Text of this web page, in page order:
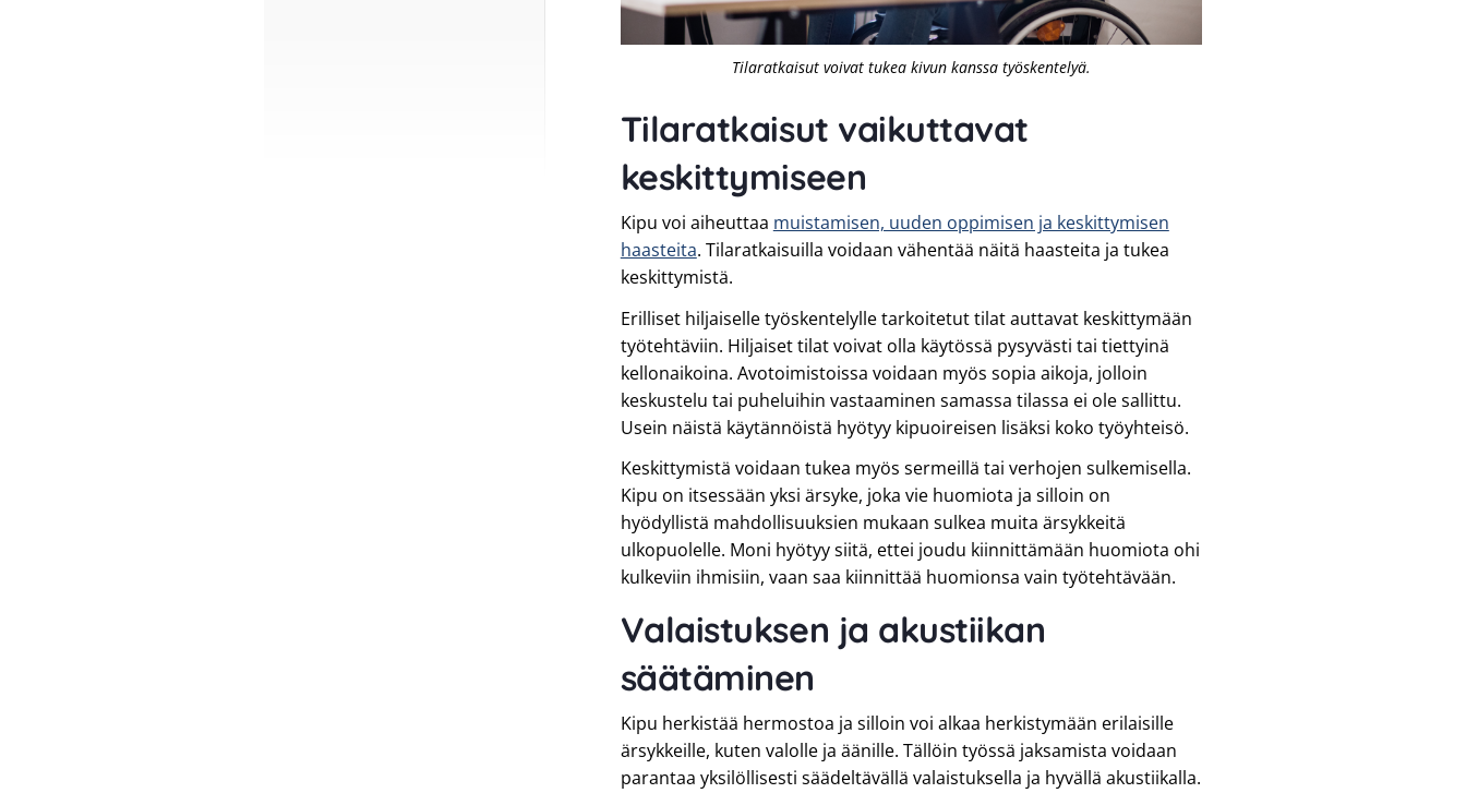
Tilaratkaisut voivat tukea kivun kanssa työskentelyä.
Tilaratkaisut vaikuttavat
keskittymiseen
Kipu voi aiheuttaa muistamisen, uuden oppimisen ja keskittymisen
haasteita. Tilaratkaisuilla voidaan vähentää näitä haasteita ja tukea
keskittymistä.
Erilliset hiljaiselle työskentelylle tarkoitetut tilat auttavat keskittymään
työtehtäviin. Hiljaiset tilat voivat olla käytössä pysyvästi tai tiettyinä
kellonaikoina. Avotoimistoissa voidaan myös sopia aikoja, jolloin
keskustelu tai puheluihin vastaaminen samassa tilassa ei ole sallittu.
Usein näistä käytännöistä hyötyy kipuoireisen lisäksi koko työyhteisö.
Keskittymistä voidaan tukea myös sermeillä tai verhojen sulkemisella.
Kipu on itsessään yksi ärsyke, joka vie huomiota ja silloin on
hyödyllistä mahdollisuuksien mukaan sulkea muita ärsykkeitä
ulkopuolelle. Moni hyötyy siitä, ettei joudu kiinnittämään huomiota ohi
kulkeviin ihmisiin, vaan saa kiinnittää huomionsa vain työtehtävään.
Valaistuksen ja akustiikan
säätäminen
Kipu herkistää hermostoa ja silloin voi alkaa herkistymään erilaisille
ärsykkeille, kuten valolle ja äänille. Tällöin työssä jaksamista voidaan
parantaa yksilöllisesti säädeltävällä valaistuksella ja hyvällä akustiikalla.